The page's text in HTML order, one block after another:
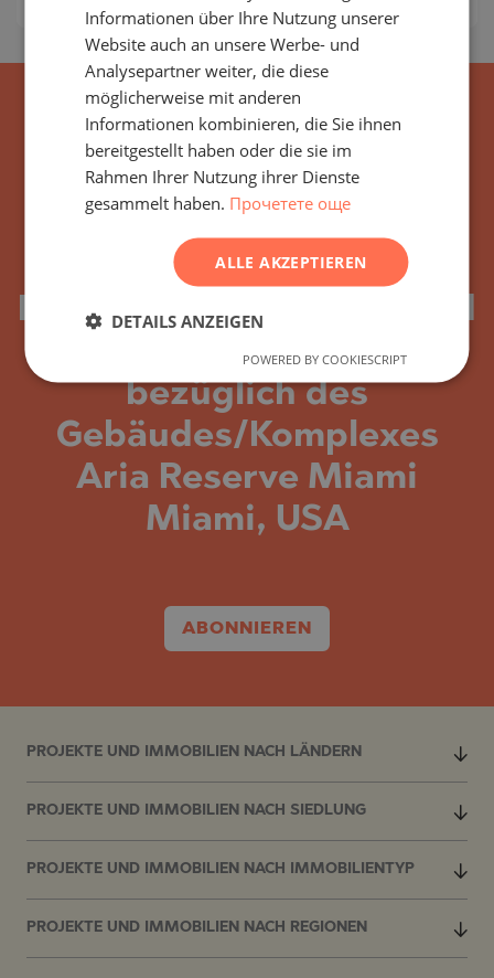
Abonnieren Sie alle
Neuigkeiten, Updates und
neuen Angebote
bezüglich des
Gebäudes/Komplexes
Aria Reserve Miami
Miami, USA
ABONNIEREN
PROJEKTE UND IMMOBILIEN NACH LÄNDERN
PROJEKTE UND IMMOBILIEN NACH SIEDLUNG
PROJEKTE UND IMMOBILIEN NACH IMMOBILIENTYP
PROJEKTE UND IMMOBILIEN NACH REGIONEN
GERMAN
FRENCH
ROMANIAN
Informationen über Ihre Nutzung unserer
Website auch an unsere Werbe- und
Analysepartner weiter, die diese
möglicherweise mit anderen
Informationen kombinieren, die Sie ihnen
bereitgestellt haben oder die sie im
Rahmen Ihrer Nutzung ihrer Dienste
gesammelt haben. Прочетете още
ALLE AKZEPTIEREN
DETAILS ANZEIGEN
POWERED BY COOKIESCRIPT